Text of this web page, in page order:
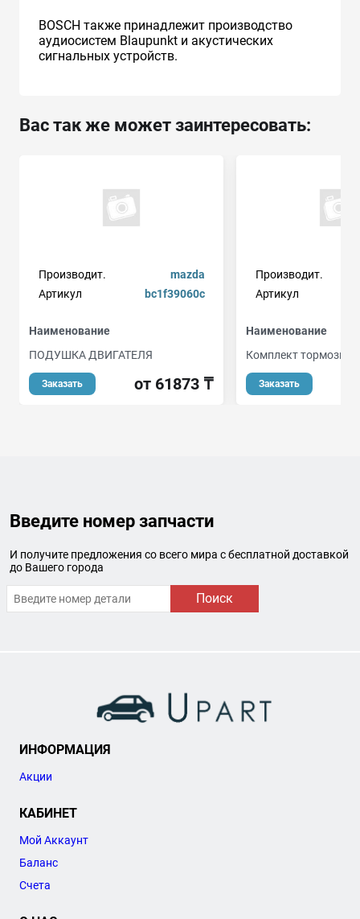
BOSCH также принадлежит производство
аудиосистем Blaupunkt и акустических
сигнальных устройств.
Вас так же может заинтересовать:
Производит.
mazda
Артикул
bc1f39060c
Наименование
ПОДУШКА ДВИГАТЕЛЯ
Заказать от 61873 ₸
Производит.
Артикул
Наименование
Комплект
Заказать
Введите номер запчасти
И получите предложения со всего мира с бесплатной доставкой
до Вашего города
Поиск
ИНФОРМАЦИЯ
Акции
КАБИНЕТ
Мой Аккаунт
Баланс
Счета